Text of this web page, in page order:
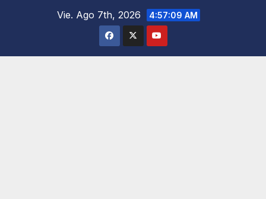
Vie. Ago 7th, 2026 4:57:10 AM